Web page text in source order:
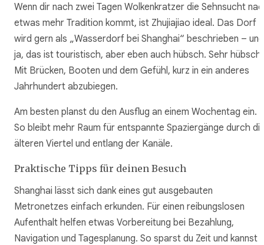
Wenn dir nach zwei Tagen Wolkenkratzer die Sehnsucht
etwas mehr Tradition kommt, ist Zhujiajiao ideal. Das Dorf
wird gern als „Wasserdorf bei Shanghai“ beschrieben – und
ja, das ist touristisch, aber eben auch hübsch. Sehr hübsch.
Mit Brücken, Booten und dem Gefühl, kurz in ein anderes
Jahrhundert abzubiegen.
Am besten planst du den Ausflug an einem Wochentag ein.
So bleibt mehr Raum für entspannte Spaziergänge durch
älteren Viertel und entlang der Kanäle.
Praktische Tipps für deinen Besuch
Shanghai lässt sich dank eines gut ausgebauten
Metronetzes einfach erkunden. Für einen reibungslosen
Aufenthalt helfen etwas Vorbereitung bei Bezahlung,
Navigation und Tagesplanung. So sparst du Zeit und kannst